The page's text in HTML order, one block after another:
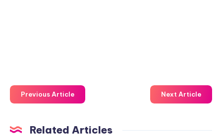
Previous Article Next Article
Related Articles